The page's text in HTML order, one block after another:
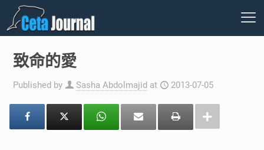
致命的愛
Published by Sasha Abdolmajid at 2013-07-05